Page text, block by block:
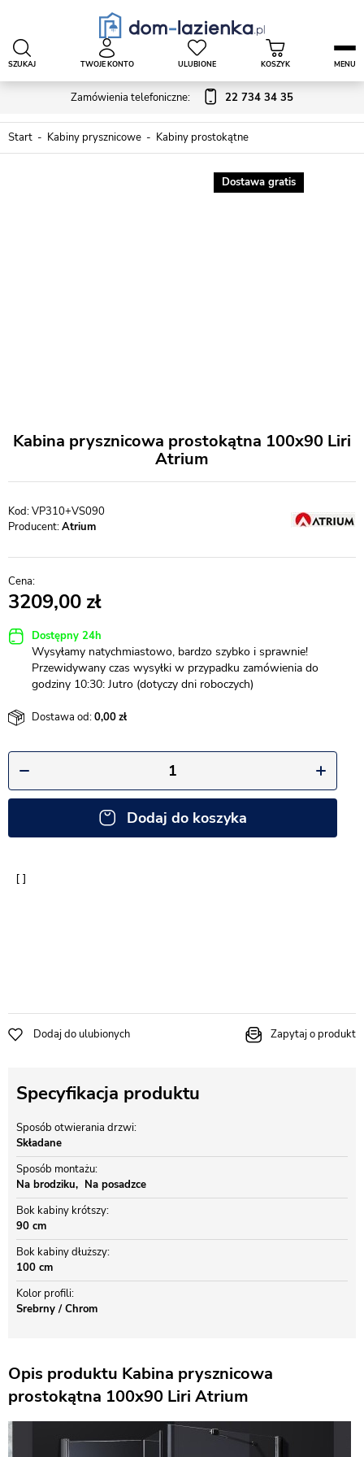
Zamówienia telefoniczne: 22 734 34 35
SZUKAJ TWOJE KONTO ULUBIONE KOSZYK MENU
Start Kabiny prysznicowe Kabiny prostokątne
Dostawa gratis
Kabina prysznicowa prostokątna 100x90 Liri
Atrium
VP310+VS090
Producent:Atrium
3209,00
Dostępny 24h
Wysyłamy natychmiastowo, bardzo szybko i sprawnie!
Przewidywany czas wysyłki w przypadku zamówienia do
godziny 10:30: Jutro (dotyczy dni roboczych)
Dostawa od:0,00
Dodaj do koszyka
Dodaj do ulubionych Zapytaj o produkt
Specyfikacja produktu
Sposób otwierania drzwi
Składane
Sposób montażu
Na brodziku
Na posadzce
Bok kabiny krótszy
90 cm
Bok kabiny dłuższy
100 cm
Kolor profili
Srebrny / Chrom
Opis produktu Kabina prysznicowa
prostokątna 100x90 Liri Atrium